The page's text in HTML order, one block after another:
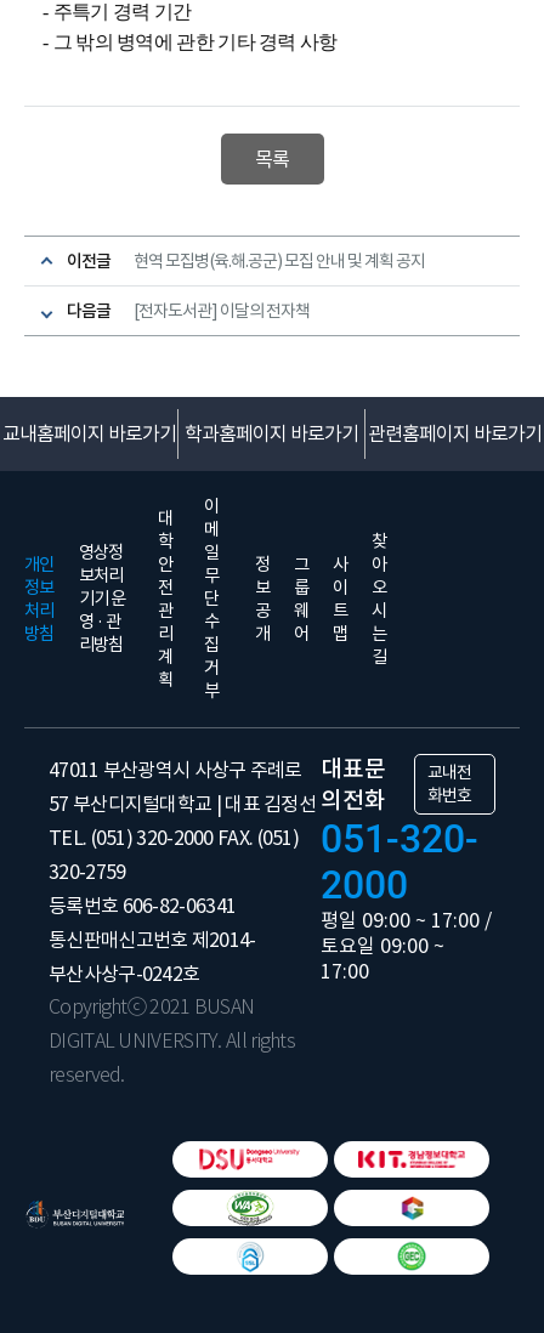
- 주특기 경력 기간
- 그 밖의 병역에 관한 기타 경력 사항
목록
이전글 현역 모집병(육.해.공군) 모집 안내 및 계획 공지
다음글 [전자도서관] 이달의 전자책
교내홈페이지 바로가기 학과홈페이지 바로가기 관련홈페이지 바로가기
개인
정보
처리
방침
영상정
보처리
기기 운
영 · 관
리방침
대
학
안
전
관
리
계
획
이
메
일
무
단
수
집
거
부
정
보
공
개
그
룹
웨
어
사
이
트
맵
찾
아
오
시
는
길
47011 부산광역시 사상구 주례로
57 부산디지털대학교 | 대표 김정선
TEL. (051) 320-2000 FAX. (051)
320-2759
등록번호 606-82-06341
통신판매신고번호 제2014-
부산사상구-0242호
Copyrightⓒ 2021 BUSAN
DIGITAL UNIVERSITY. All rights
reserved.
대표문
의전화
교내전
화번호
051-320-
2000
평일 09:00 ~ 17:00 /
토요일 09:00 ~
17:00